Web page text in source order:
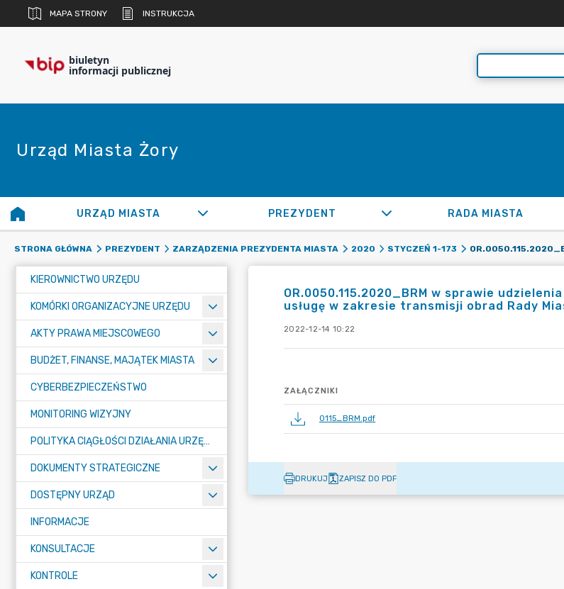
MAPA STRONY INSTRUKCJA
biuletyn
informacji publicznej
Urząd Miasta Żory
URZĄD MIASTA PREZYDENT RADA MIASTA
STRONA GŁÓWNA PREZYDENT ZARZĄDZENIA PREZYDENTA MIASTA 2020 STYCZEŃ 1-173
KIEROWNICTWO URZĘDU
KOMÓRKI ORGANIZACYJNE URZĘDU
AKTY PRAWA MIEJSCOWEGO
BUDŻET, FINANSE, MAJĄTEK MIASTA
CYBERBEZPIECZEŃSTWO
MONITORING WIZYJNY
POLITYKA CIĄGŁOŚCI DZIAŁANIA URZĘDU MIASTA ŻORY
DOKUMENTY STRATEGICZNE
DOSTĘPNY URZĄD
INFORMACJE
KONSULTACJE
KONTROLE
OR.0050.115.2020_BRM w sprawie
usługę w zakresie transmisji obrad Rady
2022-12-14 10:22
ZAŁĄCZNIKI
0115_BRM.pdf
DRUKUJ ZAPISZ DO PDF